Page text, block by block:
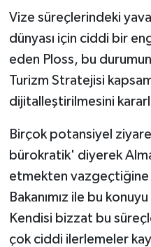
Vize süreçlerindeki
dünyası için ciddi bir
eden Ploss, bu
Turizm Stratejisi
dijitalleştirilmesini
Birçok potansiyel
bürokratik' diyerek
etmekten vazgeçtiğine
Bakanımız ile bu
Kendisi bizzat bu
çok ciddi ilerlemeler